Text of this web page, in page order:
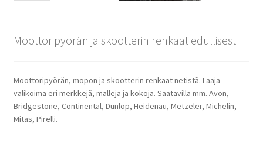
Moottoripyörän ja skootterin renkaat edullisesti
Moottoripyörän, mopon ja skootterin renkaat netistä. Laaja
valikoima eri merkkejä, malleja ja kokoja. Saatavilla mm. Avon,
Bridgestone, Continental, Dunlop, Heidenau, Metzeler, Michelin,
Mitas, Pirelli.